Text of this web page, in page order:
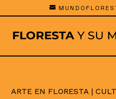
ARTE EN FLORESTA |